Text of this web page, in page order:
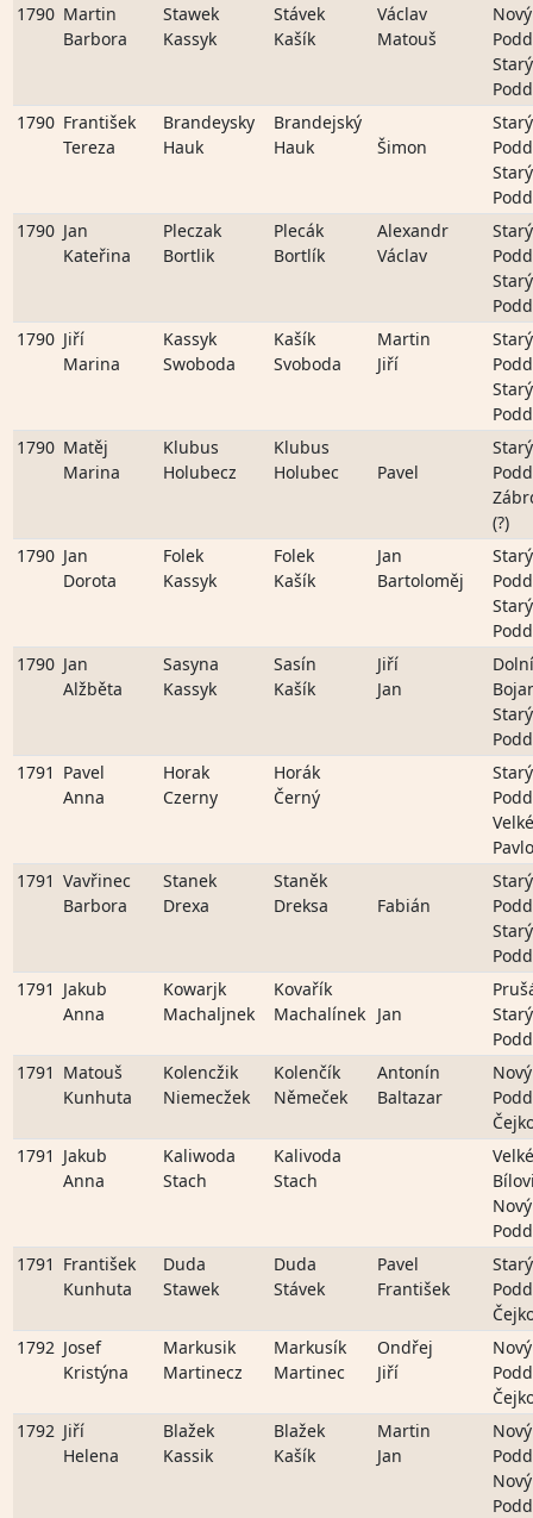
1790 Martin
Barbora
Stawek
Kassyk
Stávek
Kašík
Václav
Matouš
Nový
Starý
1790 František
Tereza
Brandeysky
Hauk
Brandejský
Hauk
Šimon
Starý
Starý
1790 Jan
Kateřina
Pleczak
Bortlik
Plecák
Bortlík
Alexandr
Václav
Starý
Starý
1790 Jiří
Marina
Kassyk
Swoboda
Kašík
Svoboda
Martin
Jiří
Starý
Starý
1790 Matěj
Marina
Klubus
Holubecz
Klubus
Holubec
Pavel
Starý
(?)
1790 Jan
Dorota
Folek
Kassyk
Folek
Kašík
Jan
Bartoloměj
Starý
Starý
1790 Jan
Alžběta
Sasyna
Kassyk
Sasín
Kašík
Jiří
Jan
Dolní
Starý
1791 Pavel
Anna
Horak
Czerny
Horák
Černý
Starý
Velké
1791 Vavřinec
Barbora
Stanek
Drexa
Staněk
Dreksa
Fabián
Starý
Starý
1791 Jakub
Anna
Kowarjk
Machaljnek
Kovařík
Machalínek Jan
Starý
1791 Matouš
Kunhuta
Kolencžik
Niemecžek
Kolenčík
Němeček
Antonín
Baltazar
Nový
1791 Jakub
Anna
Kaliwoda
Stach
Kalivoda
Stach
Velké
Nový
1791 František
Kunhuta
Duda
Stawek
Duda
Stávek
Pavel
František
Starý
1792 Josef
Kristýna
Markusik
Martinecz
Markusík
Martinec
Ondřej
Jiří
Nový
1792 Jiří
Helena
Blažek
Kassik
Blažek
Kašík
Martin
Jan
Nový
Nový